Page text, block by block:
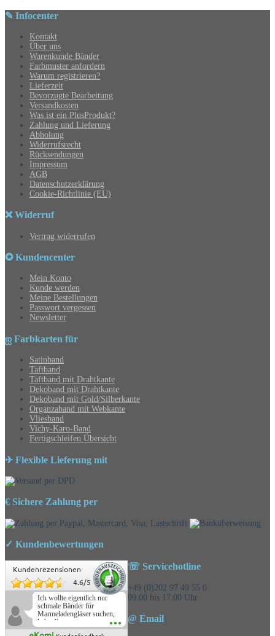
✎ Infocenter
Kontakt
Über uns
Warenkunde Bänder
Farbmuster anfordern
Warum registrieren?
Lieferzeit
Bevorzugte Bearbeitung
Versandkosten
Was ist ein PlusProdukt?
Zahlung und Lieferung
Abholung
Widerrufsrecht
Rücksendungen
Impressum
AGB
Datenschutzerklärung
Cookie-Richtlinie (EU)
❌ Widerruf
Vertrag widerrufen
✪ Kundencenter
Mein Konto
Kunde werden
Meine Bestellungen
Passwort vergessen
Newsletter
ஐ Farbkarten für
Satinband
Taftband
Taftband mit Drahtkante
Dekoband mit Drahtkante
Dekoband mit Gold/Silberkante
Organzaband mit Webkante
Vliesband
Vichy-Karo-Band
Fertigschleifen Übersicht
✈ Flexible Lieferung mit
€ Sichere Zahlung per
✓ Kundenbewertungen
Kundenrezensionen
4.6/5
Ich wollte eigentlich nur
schmale Bänder für
Marmeladengläser suchen,
habe die
Überraschungsbänder
☏ Servicehotline
+49 (0)202 97 49 55 0
09.00 bis 17.00 Uhr
@ Email